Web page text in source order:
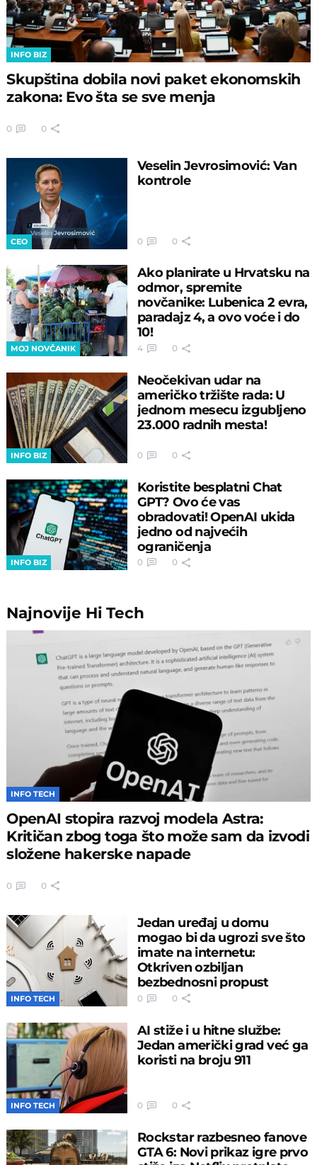
INFO BIZ
Skupština dobila novi paket ekonomskih
zakona: Evo šta se sve menja
0 0
CEO
Veselin Jevrosimović: Van
kontrole
0 0
MOJ NOVČANIK
Ako planirate u Hrvatsku na
odmor, spremite
novčanike: Lubenica 2 evra,
paradajz 4, a ovo voće i do
10!
4 0
INFO BIZ
Neočekivan udar na
američko tržište rada: U
jednom mesecu izgubljeno
23.000 radnih mesta!
0 0
INFO BIZ
Koristite besplatni Chat
GPT? Ovo će vas
obradovati! OpenAI ukida
jedno od najvećih
ograničenja
0 0
Najnovije Hi Tech
INFO TECH
OpenAI stopira razvoj modela Astra:
Kritičan zbog toga što može sam da izvodi
složene hakerske napade
0 0
INFO TECH
Jedan uređaj u domu
mogao bi da ugrozi sve što
imate na internetu:
Otkriven ozbiljan
bezbednosni propust
0 0
INFO TECH
AI stiže i u hitne službe:
Jedan američki grad već ga
koristi na broju 911
0 0
Rockstar razbesneo fanove
GTA 6: Novi prikaz igre prvo